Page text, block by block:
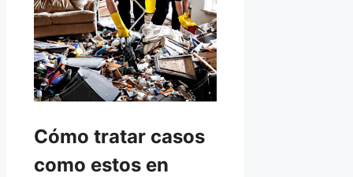
Cómo tratar casos
como estos en